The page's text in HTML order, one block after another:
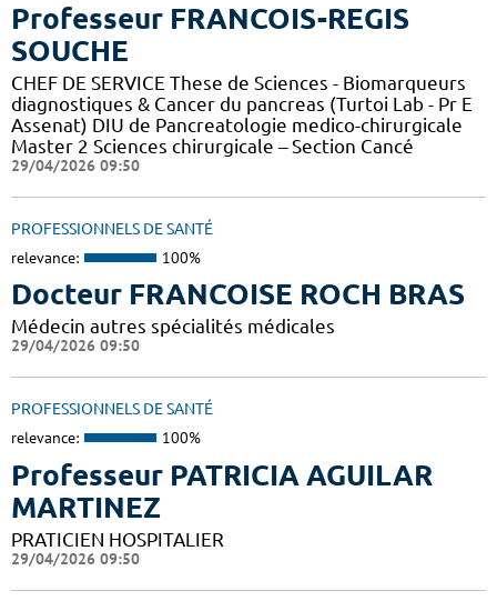
Professeur FRANCOIS-REGIS
SOUCHE
CHEF DE SERVICE These de Sciences - Biomarqueurs
diagnostiques & Cancer du pancreas (Turtoi Lab - Pr E
Assenat) DIU de Pancreatologie medico-chirurgicale
Master 2 Sciences chirurgicale – Section Cancé
29/04/2026 09:50
PROFESSIONNELS DE SANTÉ
relevance: 100%
Docteur FRANCOISE ROCH BRAS
Médecin autres spécialités médicales
29/04/2026 09:50
PROFESSIONNELS DE SANTÉ
relevance: 100%
Professeur PATRICIA AGUILAR
MARTINEZ
PRATICIEN HOSPITALIER
29/04/2026 09:50